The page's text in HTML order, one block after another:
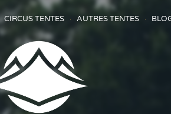
CIRCUS TENTES AUTRES TENTES